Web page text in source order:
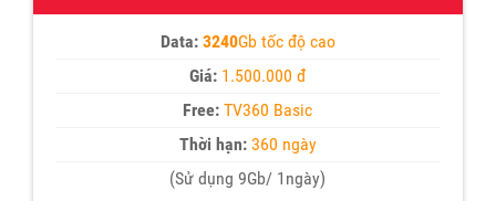
Data:3240Gb tốc độ cao
Giá: 1.500.000 đ
Free: TV360 Basic
Thời hạn:360 ngày
(Sử dụng 9Gb/ 1ngày)